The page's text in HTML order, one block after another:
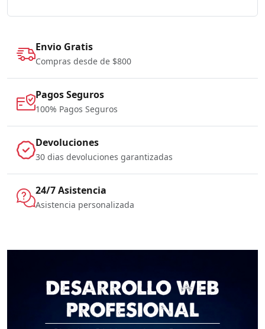
Envio Gratis
Compras desde de $800
Pagos Seguros
100% Pagos Seguros
Devoluciones
30 dias devoluciones garantizadas
24/7 Asistencia
Asistencia personalizada